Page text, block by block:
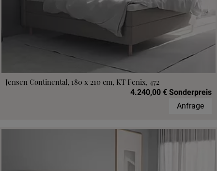
Jensen Continental, 180 x 210 cm, KT Fenix, 472
4.240,00 € Sonderpreis
Anfrage